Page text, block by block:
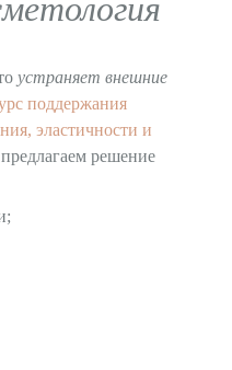
устраняет внешние
поддержания
эластичности и
решение